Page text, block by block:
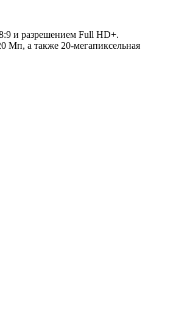
и разрешением Full HD+.
Мп, а также 20-мегапиксельная